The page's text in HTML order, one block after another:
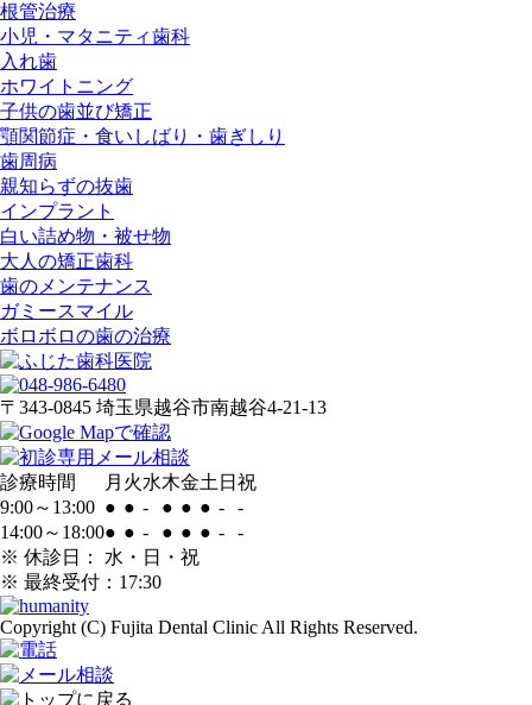
根管治療
小児・マタニティ歯科
入れ歯
ホワイトニング
子供の歯並び矯正
顎関節症・食いしばり・歯ぎしり
歯周病
親知らずの抜歯
インプラント
白い詰め物・被せ物
大人の矯正歯科
歯のメンテナンス
ガミースマイル
ボロボロの歯の治療
〒343-0845 埼玉県越谷市南越谷4-21-13
診療時間 月 火水木金土 日 祝
9:00～13:00 ● ● - ● ● ● -
-
14:00～18:00● ● - ● ● ● -
-
※ 休診日： 水・日・祝
※ 最終受付：17:30
Copyright (C) Fujita Dental Clinic All Rights Reserved.